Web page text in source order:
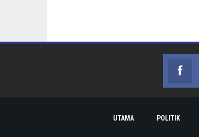
UTAMA POLITIK